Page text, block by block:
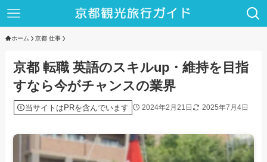
ホーム 京都 仕事
京都 転職 英語のスキルup・維持を目指
すなら今がチャンスの業界
当サイトはPRを含んでいます 2024年2月21日 2025年7月4日